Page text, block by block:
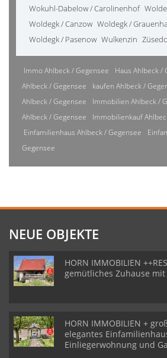
Wokuhl-Dabelow / Carolinenhof
Woldegk / Canzow Woldegk /
Woldegk / Pasenow Wulkenzin
Immo Ahlbeck / Gegensee Haus Ahlbeck /
Ahlbeck / Gegensee
kaufen Ahlbeck /
Ahlbeck / Gegensee
Immobilien Ahlbeck /
Ahlbeck / Gegensee
Immobilienkauf
Einfamilienhaus Ahlbeck / Gegensee
Gegensee
NEUE OBJEKTE
HORN IMMOBILIEN
gemütliches Zuhause
HORN IMMOBILIEN +
elegantes
Einliegerwohnung und